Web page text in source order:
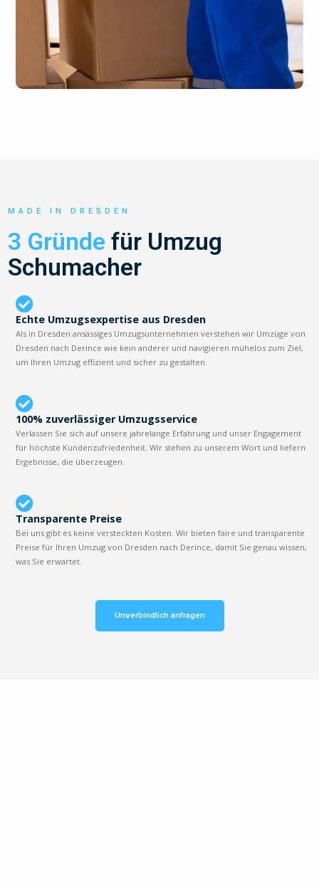
MADE IN DRESDEN
3 Gründe für Umzug
Schumacher
Echte Umzugsexpertise aus Dresden
Als in Dresden ansässiges Umzugsunternehmen verstehen wir Umzüge von
Dresden nach Derince wie kein anderer und navigieren mühelos zum Ziel,
um Ihren Umzug effizient und sicher zu gestalten.
100% zuverlässiger Umzugsservice
Verlassen Sie sich auf unsere jahrelange Erfahrung und unser Engagement
für höchste Kundenzufriedenheit. Wir stehen zu unserem Wort und liefern
Ergebnisse, die überzeugen.
Transparente Preise
Bei uns gibt es keine versteckten Kosten. Wir bieten faire und transparente
Preise für Ihren Umzug von Dresden nach Derince, damit Sie genau wissen,
was Sie erwartet.
Unverbindlich anfragen